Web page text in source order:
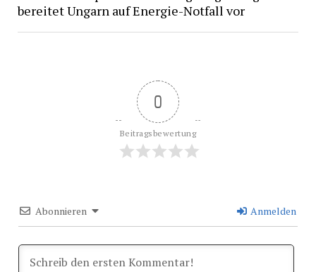
bereitet Ungarn auf Energie-Notfall vor
0
Beitragsbewertung
Abonnieren Anmelden